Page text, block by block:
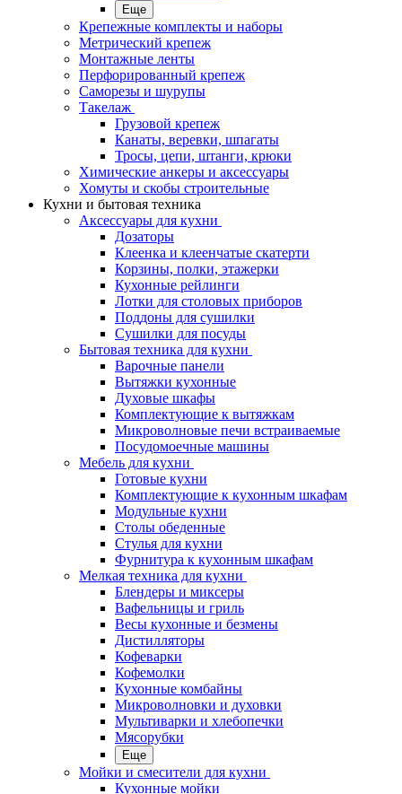
Еще
Крепежные комплекты и наборы
Метрический крепеж
Монтажные ленты
Перфорированный крепеж
Саморезы и шурупы
Такелаж
Грузовой крепеж
Канаты, веревки, шпагаты
Тросы, цепи, штанги, крюки
Химические анкеры и аксессуары
Хомуты и скобы строительные
Кухни и бытовая техника
Аксессуары для кухни
Дозаторы
Клеенка и клеенчатые скатерти
Корзины, полки, этажерки
Кухонные рейлинги
Лотки для столовых приборов
Поддоны для сушилки
Сушилки для посуды
Бытовая техника для кухни
Варочные панели
Вытяжки кухонные
Духовые шкафы
Комплектующие к вытяжкам
Микроволновые печи встраиваемые
Посудомоечные машины
Мебель для кухни
Готовые кухни
Комплектующие к кухонным шкафам
Модульные кухни
Столы обеденные
Стулья для кухни
Фурнитура к кухонным шкафам
Мелкая техника для кухни
Блендеры и миксеры
Вафельницы и гриль
Весы кухонные и безмены
Дистилляторы
Кофеварки
Кофемолки
Кухонные комбайны
Микроволновки и духовки
Мультиварки и хлебопечки
Мясорубки
Еще
Мойки и смесители для кухни
Кухонные мойки